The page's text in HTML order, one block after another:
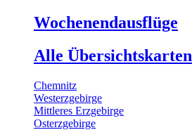
Wochenendausflüge
Alle Übersichtskarten
Chemnitz
Westerzgebirge
Mittleres Erzgebirge
Osterzgebirge